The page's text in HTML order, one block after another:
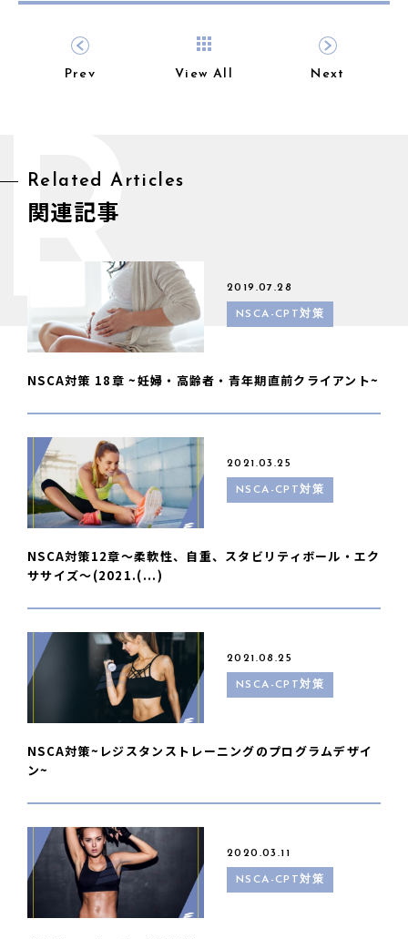
Prev View All Next
Related Articles
関連記事
2019.07.28
NSCA-CPT対策
NSCA対策 18章 ~妊婦・高齢者・青年期直前クライアント~
2021.03.25
NSCA-CPT対策
NSCA対策12章〜柔軟性、自重、スタビリティボール・エク
ササイズ〜(2021.(...)
2021.08.25
NSCA-CPT対策
NSCA対策~レジスタンストレーニングのプログラムデザイ
ン~
2020.03.11
NSCA-CPT対策